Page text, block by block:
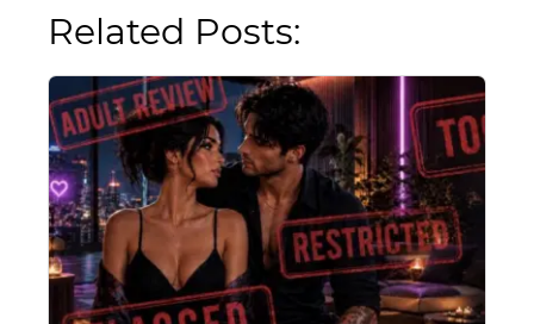
Related Posts: